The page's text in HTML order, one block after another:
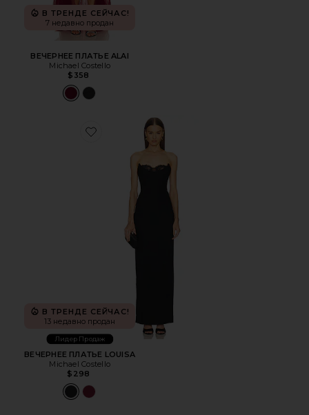
В ТРЕНДЕ СЕЙЧАС!
7 недавно продан
ВЕЧЕРНЕЕ ПЛАТЬЕ ALAI
Michael Costello
$358
Favorite ВЕЧЕРНЕЕ ПЛАТЬЕ LOUISA
В ТРЕНДЕ СЕЙЧАС!
13 недавно продан
Лидер Продаж
ВЕЧЕРНЕЕ ПЛАТЬЕ LOUISA
Michael Costello
$298